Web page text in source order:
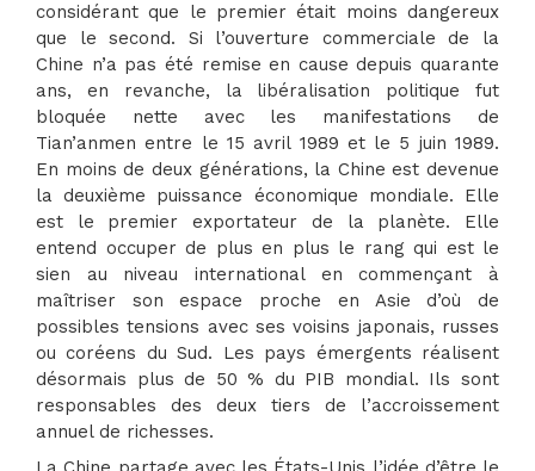
considérant que le premier était moins dangereux
que le second. Si l’ouverture commerciale de la
Chine n’a pas été remise en cause depuis quarante
ans, en revanche, la libéralisation politique fut
bloquée nette avec les manifestations de
Tian’anmen entre le 15 avril 1989 et le 5 juin 1989.
En moins de deux générations, la Chine est devenue
la deuxième puissance économique mondiale. Elle
est le premier exportateur de la planète. Elle
entend occuper de plus en plus le rang qui est le
sien au niveau international en commençant à
maîtriser son espace proche en Asie d’où de
possibles tensions avec ses voisins japonais, russes
ou coréens du Sud. Les pays émergents réalisent
désormais plus de 50 % du PIB mondial. Ils sont
responsables des deux tiers de l’accroissement
annuel de richesses.